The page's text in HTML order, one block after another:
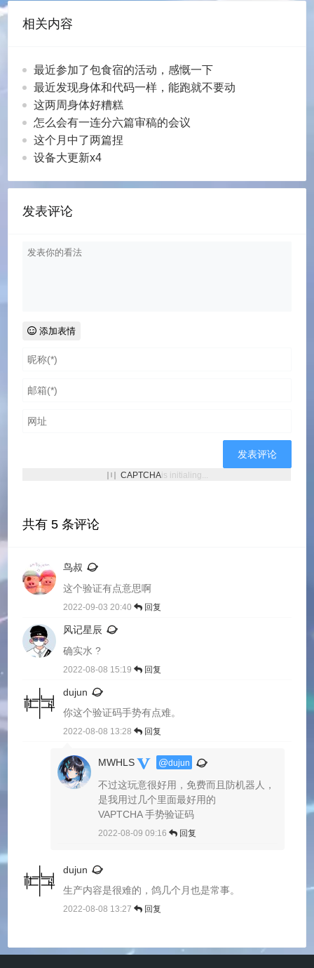
相关内容
最近参加了包食宿的活动，感慨一下
最近发现身体和代码一样，能跑就不要动
这两周身体好糟糕
怎么会有一连分六篇审稿的会议
这个月中了两篇捏
设备大更新x4
发表评论
添加表情
CAPTCHAis initialing...
共有5 条评论
鸟叔
这个验证有点意思啊
2022-09-03 20:40 回复
风记星辰
确实水 ?
2022-08-08 15:19 回复
dujun
你这个验证码手势有点难。
2022-08-08 13:28 回复
MWHLS @dujun
不过这玩意很好用，免费而且防机器人，
是我用过几个里面最好用的
VAPTCHA 手势验证码
2022-08-09 09:16 回复
dujun
生产内容是很难的，鸽几个月也是常事。
2022-08-08 13:27 回复